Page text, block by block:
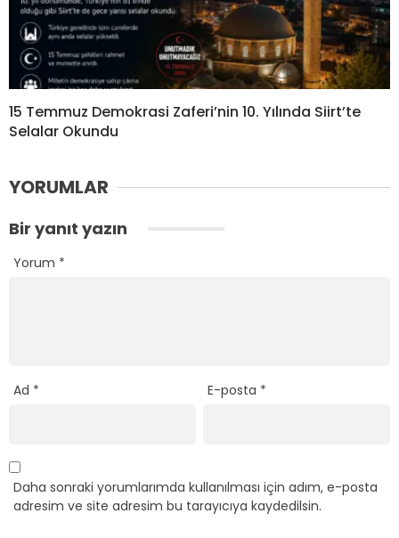
15 Temmuz Demokrasi Zaferi’nin 10. Yılında Siirt’te
Selalar Okundu
YORUMLAR
Bir yanıt yazın
Yorum *
Ad * E-posta *
Daha sonraki yorumlarımda kullanılması için adım, e-posta
adresim ve site adresim bu tarayıcıya kaydedilsin.